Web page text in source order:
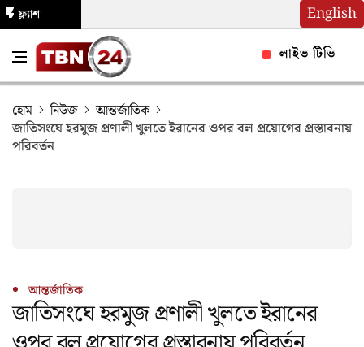
English
ফ্ল্যাশ
লাইভ টিভি
হোম নিউজ
আন্তর্জাতিক
জাতিসংঘে হরমুজ প্রণালী খুলতে ইরানের ওপর বল প্রয়োগের প্রস্তাবনায়
পরিবর্তন
আন্তর্জাতিক
জাতিসংঘে হরমুজ প্রণালী খুলতে ইরানের